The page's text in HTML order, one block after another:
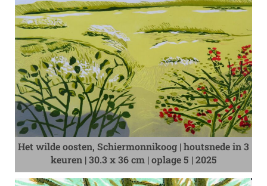
Het wilde oosten, Schiermonnikoog | houtsnede in 3
keuren | 30.3 x 36 cm | oplage 5 | 2025